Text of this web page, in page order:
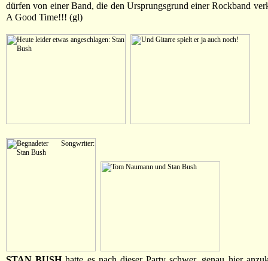
dürfen von einer Band, die den Ursprungsgrund einer Rockband
A Good Time!!! (gl)